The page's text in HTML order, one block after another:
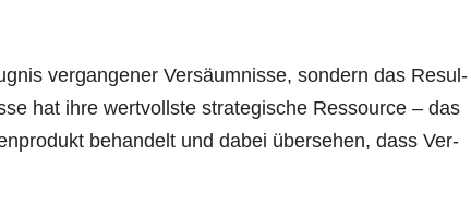
ver­gan­ge­ner Ver­säum­nis­se, son­dern das Resul­
hat ihre wert­volls­te stra­te­gi­sche Res­sour­ce – das
behan­delt und dabei über­se­hen, dass Ver­